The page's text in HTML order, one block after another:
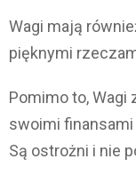
Wagi mają
pięknymi
Pomimo to,
swoimi
Są ostrożni i nie